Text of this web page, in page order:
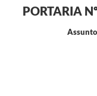
Serviços Online
PORTARIA